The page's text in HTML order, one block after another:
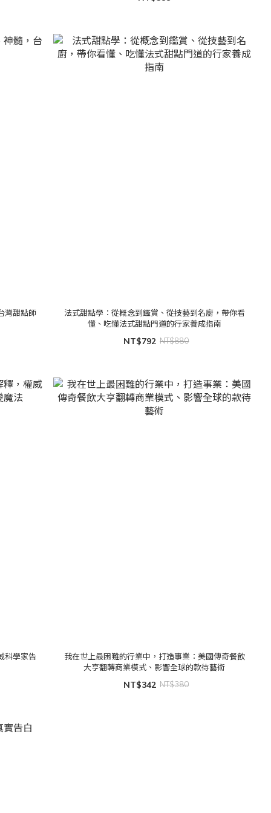
灣甜點師
法式甜點學：從概念到鑑賞、從技藝到名廚，帶你看
懂、吃懂法式甜點門道的行家養成指南
NT$792 NT$880
科學家告
我在世上最困難的行業中，打造事業：美國傳奇餐飲
大亨翻轉商業模式、影響全球的款待藝術
NT$342 NT$380